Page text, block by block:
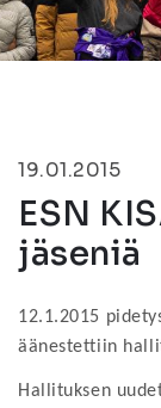
19.01.2015
ESN
jäseniä
12.1.2015
äänestettiin
Hallituksen